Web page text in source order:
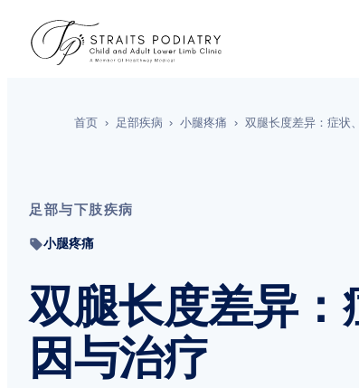
首页 › 足部疾病 › 小腿疼痛 › 双腿长度差异：症状
足部与下肢疾病
小腿疼痛
双腿长度差异：
因与治疗